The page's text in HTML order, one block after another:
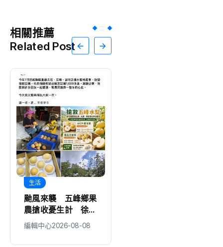
相關推薦
Related Post
生活
颱風來襲 五峰鄉果
農搶收憂生計 徐欣
瑩臉書發起認購水梨
編輯中心2026-08-08